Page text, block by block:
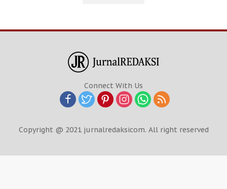
Connect With Us
Copyright @ 2021 jurnalredaksicom. All right reserved